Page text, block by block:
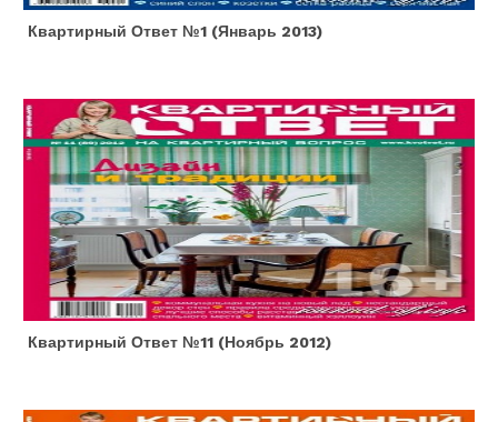
Квартирный Ответ №1 (январь 2013)
Квартирный Ответ №11 (ноябрь 2012)